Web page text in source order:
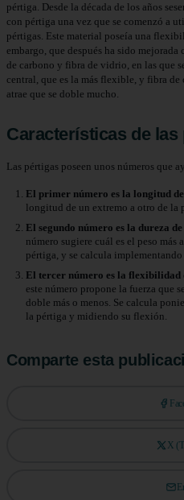
pértiga. Desde la década de los años
con pértiga una vez que se comenzó a
pértigas. Este material poseía una
embargo, que después ha sido
de carbono y fibra de vidrio, en las que
central, que es la más flexible, y fibra
atrae que se doble mucho.
Características de las
Las pértigas poseen unos números que
El primer número es la longitud
longitud de un extremo a otro de la
El segundo número es la dureza
número sugiere cuál es el peso
pértiga, y se calcula implementando
El tercer número es la flexibilidad
este número propone la fuerza que
doble más o menos. Se calcula
la pértiga y midiendo su flexión.
Comparte esta
X